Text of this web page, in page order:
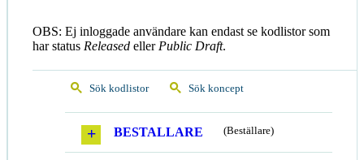
OBS: Ej inloggade användare kan endast se kodlistor som
har status Released eller Public Draft.
Sök kodlistor Sök koncept
BESTALLARE (Beställare)